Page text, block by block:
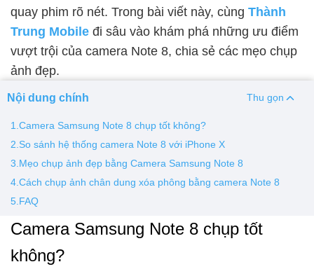
Màn hình Vsmart Màn hình Google Pixel
Thay pin
Pin Samsumg Pin Xiaomi
Vỏ iPhone Vỏ Samsung Vỏ Xiaomi
Vỏ Huawei
quay phim rõ nét. Trong bài viết này, cùng Thành
Trung Mobile đi sâu vào khám phá những ưu điểm
vượt trội của camera Note 8, chia sẻ các mẹo chụp
ảnh đẹp.
Nội dung chính Thu gọn
1.Camera Samsung Note 8 chụp tốt không?
2.So sánh hệ thống camera Note 8 với iPhone X
3.Mẹo chụp ảnh đẹp bằng Camera Samsung Note 8
4.Cách chụp ảnh chân dung xóa phông bằng camera Note 8
5.FAQ
Camera Samsung Note 8 chụp tốt
không?